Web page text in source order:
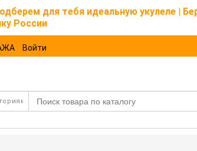
для тебя идеальную укулеле |
России
Войти